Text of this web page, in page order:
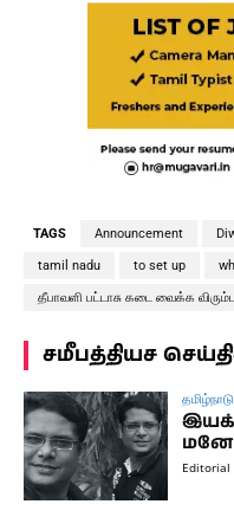
TAGS Announcement
tamil nadu to set up
தீபாவளி பட்டாசு கடை வைக்க
சமீபத்தியச
தமிழ்நாடு
Editorial